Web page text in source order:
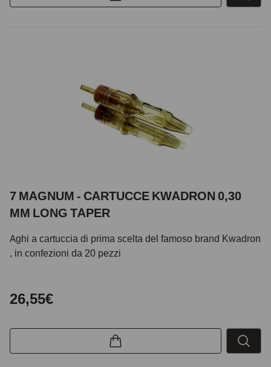
7 MAGNUM - CARTUCCE KWADRON 0,30
MM LONG TAPER
Aghi a cartuccia di prima scelta del famoso brand Kwadron
, in confezioni da 20 pezzi
26,55€